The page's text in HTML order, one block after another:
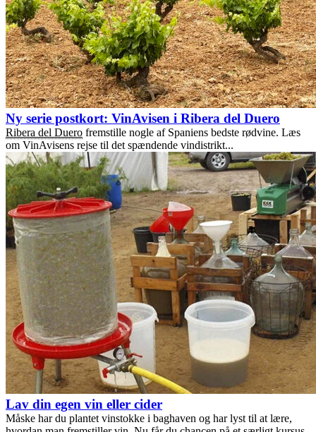
Ny serie postkort: VinAvisen i Ribera del Duero
Ribera del Duero fremstille nogle af Spaniens bedste rødvine. Læs
om VinAvisens rejse til det spændende vindistrikt...
Lav din egen vin eller cider
Måske har du plantet vinstokke i baghaven og har lyst til at lære,